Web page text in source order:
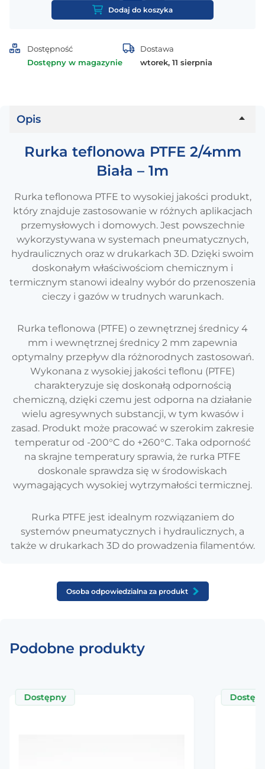
Rurka
teflonowa
2/4mm
-
Dodaj do koszyka
Dostępność
Dostępny w magazynie
Dostawa
wtorek, 11 sierpnia
Opis
Rurka teflonowa PTFE 2/4mm
Biała – 1m
Rurka teflonowa PTFE to wysokiej jakości produkt,
który znajduje zastosowanie w różnych aplikacjach
przemysłowych i domowych. Jest powszechnie
wykorzystywana w systemach pneumatycznych,
hydraulicznych oraz w drukarkach 3D. Dzięki swoim
doskonałym właściwościom chemicznym i
termicznym stanowi idealny wybór do przenoszenia
cieczy i gazów w trudnych warunkach.
Rurka teflonowa (PTFE) o zewnętrznej średnicy 4
mm i wewnętrznej średnicy 2 mm zapewnia
optymalny przepływ dla różnorodnych zastosowań.
Wykonana z wysokiej jakości teflonu (PTFE)
charakteryzuje się doskonałą odpornością
chemiczną, dzięki czemu jest odporna na działanie
wielu agresywnych substancji, w tym kwasów i
zasad. Produkt może pracować w szerokim zakresie
temperatur od -200°C do +260°C. Taka odporność
na skrajne temperatury sprawia, że rurka PTFE
doskonale sprawdza się w środowiskach
wymagających wysokiej wytrzymałości termicznej.
Rurka PTFE jest idealnym rozwiązaniem do
systemów pneumatycznych i hydraulicznych, a
także w drukarkach 3D do prowadzenia filamentów.
Osoba odpowiedzialna za produkt
Podobne produkty
Dostępny